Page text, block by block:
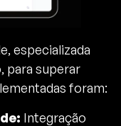
especializada
para superar
foram:
Integração